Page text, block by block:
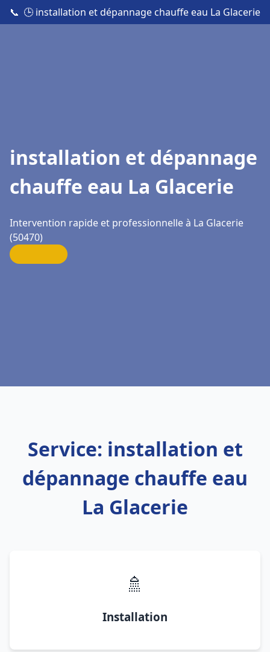
📞 🕒 installation et dépannage chauffe eau La Glacerie
installation et dépannage
chauffe eau La Glacerie
Intervention rapide et professionnelle à La Glacerie
(50470)
Service: installation et
dépannage chauffe eau
La Glacerie
🚿
Installation